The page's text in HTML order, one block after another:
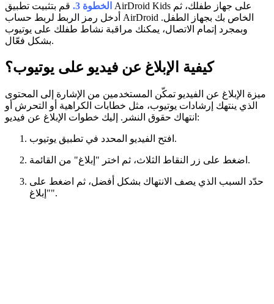
الخطوة 3.
قم بتثبيت تطبيق AirDroid Kids على جهاز طفلك، ثم
أدخل رمز الربط لربط حساب AirDroid الخاص بك بجهاز الطفل.
وبمجرد إتمام الاتصال، يمكنك مراقبة نشاط طفلك على يوتيوب
بشكل فعّال.
كيفية الإبلاغ عن فيديو على يوتيوب؟
ميزة الإبلاغ عن الفيديو تمكّن المستخدمين من الإشارة إلى المحتوى
الذي ينتهك إرشادات يوتيوب، مثل خطابات الكراهية أو التحرش أو
انتهاك حقوق النشر. إليك خطوات الإبلاغ عن فيديو:
افتح الفيديو المحدد في تطبيق يوتيوب.
اضغط على زر النقاط الثلاث، ثم اختر "إبلاغ" من القائمة.
حدّد السبب الذي يصف الانتهاك بشكل أفضل، ثم اضغط على
"إبلاغ".